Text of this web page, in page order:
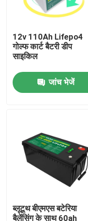
कारखाना भ्रमण
गुणवत्ता नियंत्रण
समाचार
एक उद्धरण का अनुरोध करें
Lifepo4 होम बैटरी
12v 110Ah Lifepo4
गोल्फ कार्ट बैटरी डीप
साइकिल
जांच भेजें
ब्लूटूथ बीएमएस बटेरिया
बैलेंसिंग के साथ 60ah